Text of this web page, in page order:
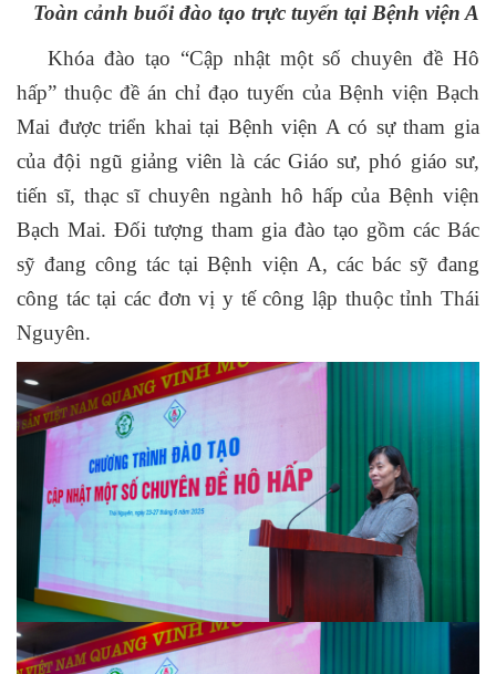
Toàn cảnh buổi đào tạo trực tuyến tại Bệnh viện A
Khóa đào tạo “Cập nhật một số chuyên đề Hô
hấp” thuộc đề án chỉ đạo tuyến của Bệnh viện Bạch
Mai được triển khai tại Bệnh viện A có sự tham gia
của đội ngũ giảng viên là các Giáo sư, phó giáo sư,
tiến sĩ, thạc sĩ chuyên ngành hô hấp của Bệnh viện
Bạch Mai. Đối tượng tham gia đào tạo gồm các Bác
sỹ đang công tác tại Bệnh viện A, các bác sỹ đang
công tác tại các đơn vị y tế công lập thuộc tỉnh Thái
Nguyên.